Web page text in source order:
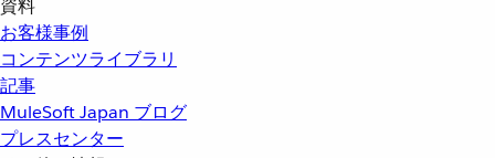
資料
お客様事例
コンテンツライブラリ
記事
MuleSoft Japan ブログ
プレスセンター